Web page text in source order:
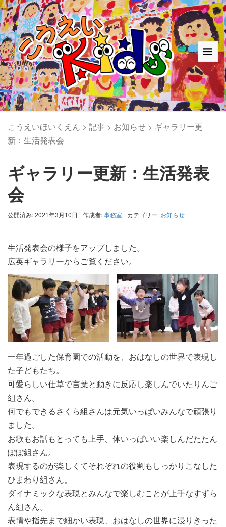
こうえいほいくえん > 記事 > お知らせ > ギャラリー更
新：生活発表会
ギャラリー更新：生活発表
会
公開済み: 2021年3月10日 作成者:事務室 カテゴリー: お知らせ
生活発表会の様子をアップしました。
広英ギャラリーからご覧ください。
一年過ごした保育園での活動を、おはなしの世界で表現し
た子どもたち。
可愛らしい仕草で言葉と動きに反応し楽しんでいたりんご
組さん。
何でもできるさくら組さんは元気いっぱいみんなで頑張り
ました。
お歌もお話もとっても上手、体いっぱいい楽しんだたたん
ぽぽ組さん。
表現するのが楽しくてそれぞれの役割もしっかりこなした
ひまわり組さん。
ダイナミックな表現とみんなで楽しむことが上手なすずら
ん組さん。
表情や指先まで細かい表現、おはなしの世界に浸りきった